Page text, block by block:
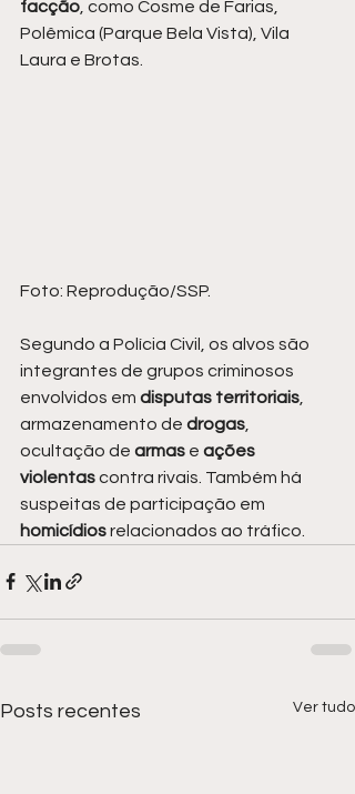
facção , como Cosme de Farias,
Polêmica (Parque Bela Vista), Vila
Laura e Brotas.
Foto: Reprodução/SSP.
Segundo a Polícia Civil, os alvos são
integrantes de grupos criminosos
envolvidos em disputas territoriais
armazenamento de drogas
ocultação de armas e ações
violentas contra rivais. Também há
suspeitas de participação em
homicídios relacionados ao tráfico.
Posts recentes Ver tudo